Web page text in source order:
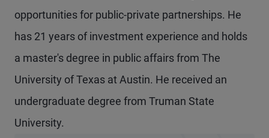
opportunities for public-private partnerships. He
has 21 years of investment experience and holds
a master's degree in public affairs from The
University of Texas at Austin. He received an
undergraduate degree from Truman State
University.